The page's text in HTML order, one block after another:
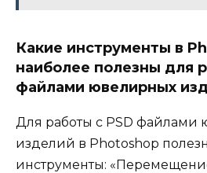
Какие инструменты в
наиболее полезны для
файлами ювелирных
Для работы с PSD файлами
изделий в Photoshop
инструменты: